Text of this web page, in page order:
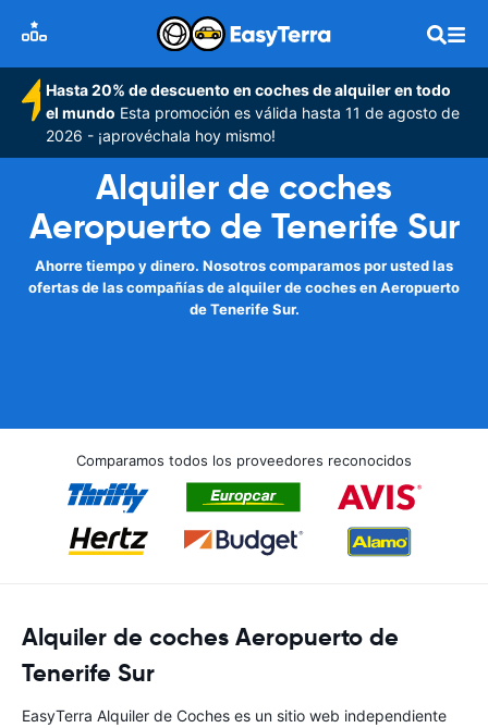
Hasta 20% de descuento en coches de alquiler en todo
el mundo Esta promoción es válida hasta 11 de agosto de
2026 - ¡aprovéchala hoy mismo!
Alquiler de coches
Aeropuerto de Tenerife Sur
Ahorre tiempo y dinero. Nosotros comparamos por usted las
ofertas de las compañías de alquiler de coches en Aeropuerto
de Tenerife Sur.
Comparamos todos los proveedores reconocidos
Alquiler de coches Aeropuerto de
Tenerife Sur
EasyTerra Alquiler de Coches es un sitio web independiente